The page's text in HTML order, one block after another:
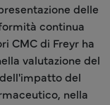
delle
continua
CMC di Freyr ha
valutazione del
del
nella